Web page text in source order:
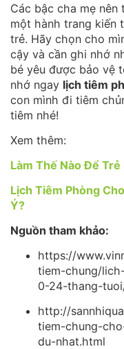
Các bậc cha mẹ
một hành trang kiến
trẻ. Hãy chọn cho
cậy và cần ghi nhớ
bé yêu được bảo vệ
nhớ ngay lịch tiêm
con mình đi tiêm
tiêm nhé!
Xem thêm:
Làm Thế Nào Để Trẻ
Lịch Tiêm Phòng
Ý?
Nguồn tham khảo:
https://
tiem-chung/
0-24-thang-
http://
tiem-chung-
du-nhat.html